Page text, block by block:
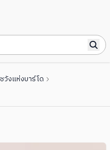
วังแห่งบาร์โด